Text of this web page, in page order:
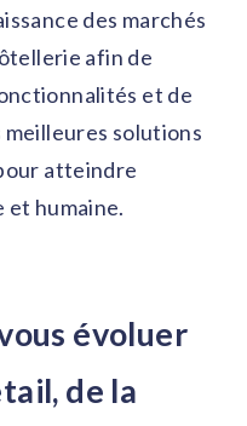
des marchés
afin de
et de
solutions
atteindre
humaine.
évoluer
de la